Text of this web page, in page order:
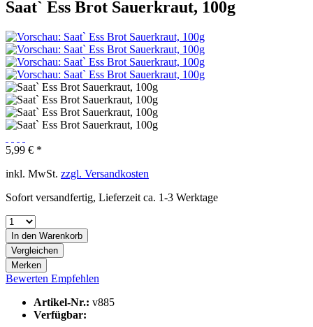
Saat` Ess Brot Sauerkraut, 100g
5,99 € *
inkl. MwSt. zzgl. Versandkosten
Sofort versandfertig, Lieferzeit ca. 1-3 Werktage
In den Warenkorb
Vergleichen
Merken
Bewerten Empfehlen
Artikel-Nr.: v885
Verfügbar: